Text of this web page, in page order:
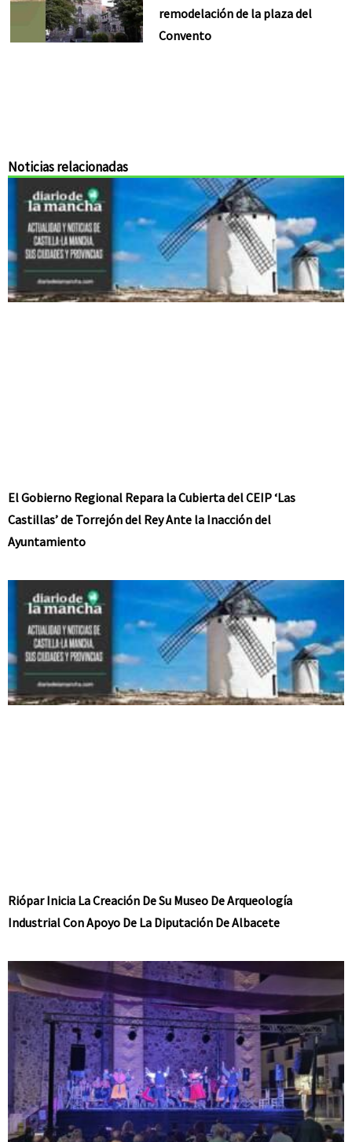
remodelación de la plaza del
Convento
Noticias relacionadas
El Gobierno Regional Repara la Cubierta del CEIP ‘Las
Castillas’ de Torrejón del Rey Ante la Inacción del
Ayuntamiento
Riópar Inicia La Creación De Su Museo De Arqueología
Industrial Con Apoyo De La Diputación De Albacete